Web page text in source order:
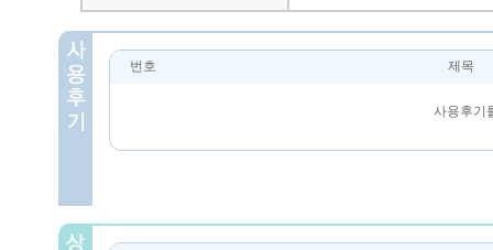
번호 제목
사용후기